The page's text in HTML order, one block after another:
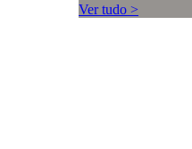
Ver tudo >